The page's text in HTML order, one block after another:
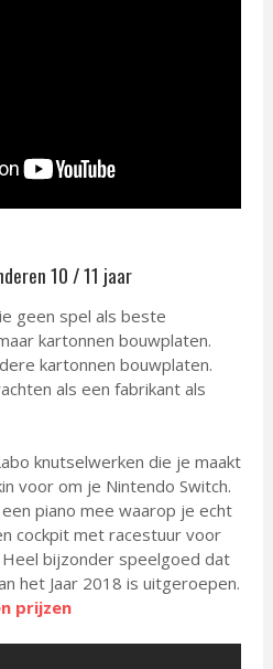
10 / 11 jaar
geen spel als beste
kartonnen bouwplaten.
kartonnen bouwplaten.
als een fabrikant als
knutselwerken die je maakt
voor om je Nintendo Switch.
piano mee waarop je echt
cockpit met racestuur voor
bijzonder speelgoed dat
het Jaar 2018 is uitgeroepen.
prijzen